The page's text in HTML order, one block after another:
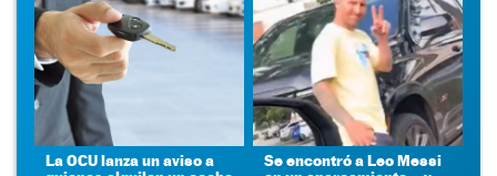
La OCU lanza un aviso a
Se encontró a Leo Messi